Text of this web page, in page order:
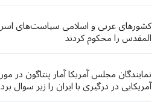
کشورهای عربی و اسلامی سیاست‌های
المقدس را محکوم کردند
نمایندگان مجلس آمریکا آمار پنتاگون در
آمریکایی در درگیری با ایران را زیر سوال